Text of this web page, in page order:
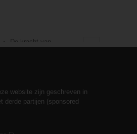
De kracht van
Stiefouderschap en
relaties
website zijn geschreven in
derde partijen (sponsored